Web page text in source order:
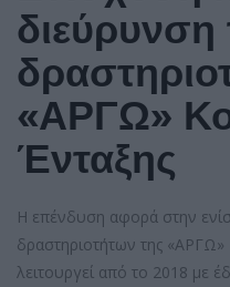
διεύρυνση
«ΑΡΓΩ»
Ένταξης
Η επένδυση αφορά στην
δραστηριοτήτων της
λειτουργεί από το 2018 με